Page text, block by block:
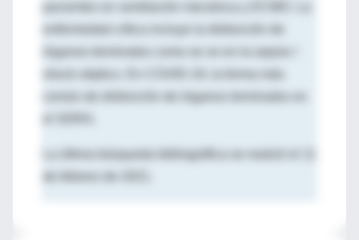
órganos terminales como se ve en la sepsis /
común de disfunción de órganos terminales es
La última búsqueda bibliográfica se realizó el 11